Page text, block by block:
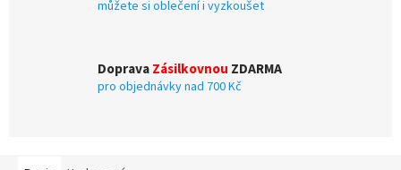
můžete si oblečení i vyzkoušet
DopravaZásilkovnou ZDARMA
pro objednávky nad 700 Kč